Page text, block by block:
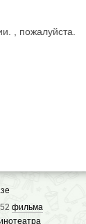
, пожалуйста.
фильма